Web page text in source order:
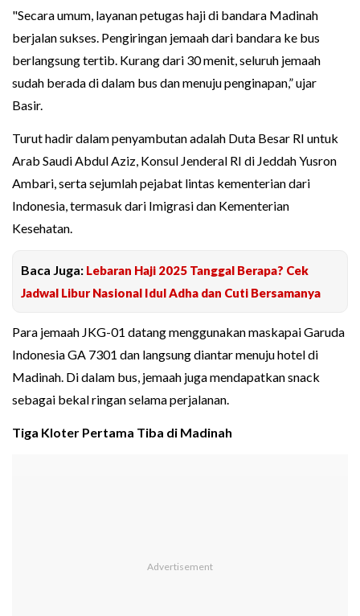
"Secara umum, layanan petugas haji di bandara Madinah
berjalan sukses. Pengiringan jemaah dari bandara ke bus
berlangsung tertib. Kurang dari 30 menit, seluruh jemaah
sudah berada di dalam bus dan menuju penginapan,” ujar
Basir.
Turut hadir dalam penyambutan adalah Duta Besar RI untuk
Arab Saudi Abdul Aziz, Konsul Jenderal RI di Jeddah Yusron
Ambari, serta sejumlah pejabat lintas kementerian dari
Indonesia, termasuk dari Imigrasi dan Kementerian
Kesehatan.
Baca Juga: Lebaran Haji 2025 Tanggal Berapa? Cek
Jadwal Libur Nasional Idul Adha dan Cuti Bersamanya
Para jemaah JKG-01 datang menggunakan maskapai Garuda
Indonesia GA 7301 dan langsung diantar menuju hotel di
Madinah. Di dalam bus, jemaah juga mendapatkan snack
sebagai bekal ringan selama perjalanan.
Tiga Kloter Pertama Tiba di Madinah